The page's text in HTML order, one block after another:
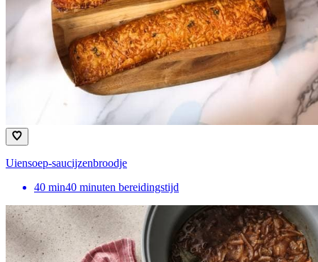
Uiensoep-saucijzenbroodje
40 min40 minuten bereidingstijd